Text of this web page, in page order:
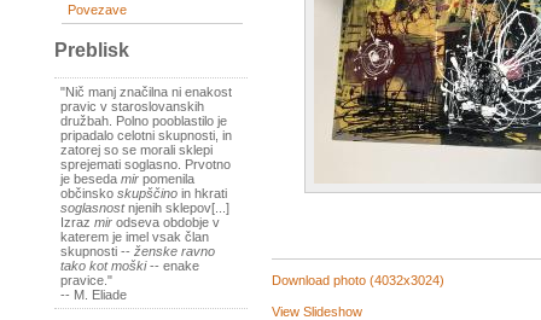
Povezave
Preblisk
"Nič manj značilna ni enakost
pravic v staroslovanskih
družbah. Polno pooblastilo je
pripadalo celotni skupnosti, in
zatorej so se morali sklepi
sprejemati soglasno. Prvotno
je beseda mir pomenila
občinsko skupščino in hkrati
soglasnostnjenih sklepov[...]
Izraz mir odseva obdobje v
katerem je imel vsak član
skupnosti -- ženske ravno
tako kot moški-- enake
pravice."
-- M. Eliade
Download photo (4032x3024)
View Slideshow